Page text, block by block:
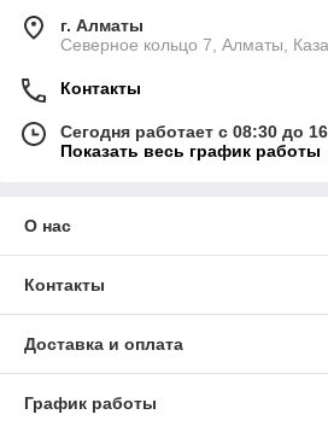
г. Алматы
Северное кольцо 7, Алматы,
Контакты
Сегодня работает с 08:30 до
Показать весь график работы
О нас
Контакты
Доставка и оплата
График работы